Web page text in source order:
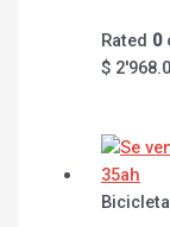
Rated 0
$